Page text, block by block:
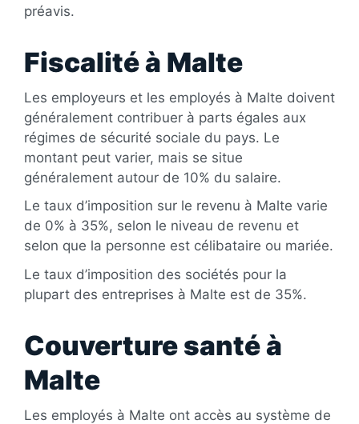
préavis.
Fiscalité à Malte
Les employeurs et les employés à Malte doivent
généralement contribuer à parts égales aux
régimes de sécurité sociale du pays. Le
montant peut varier, mais se situe
généralement autour de 10% du salaire.
Le taux d’imposition sur le revenu à Malte varie
de 0% à 35%, selon le niveau de revenu et
selon que la personne est célibataire ou mariée.
Le taux d’imposition des sociétés pour la
plupart des entreprises à Malte est de 35%.
Couverture santé à
Malte
Les employés à Malte ont accès au système de